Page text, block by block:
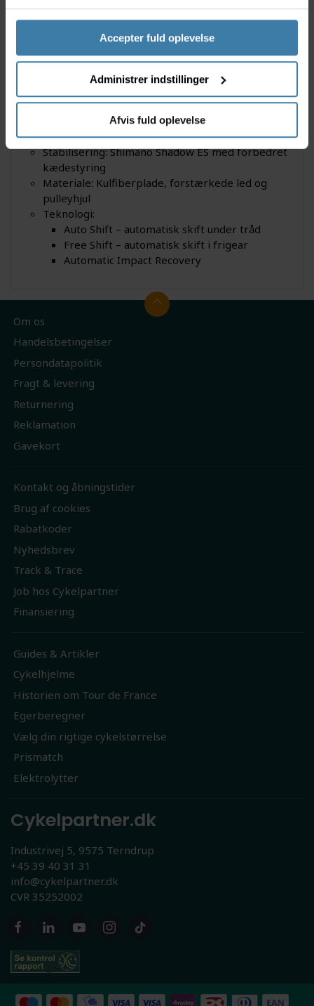
Accepter fuld oplevelse
Administrer indstillinger
Afvis fuld oplevelse
Anvendelse: E-MTB / Trail / All-Mountain
Gearsystem: 1x11-speed – LINKGLIDE
kompatibel
Skiftemekanisme: Trådløs Di2 – integreret med
elcyklens batteri
Montering: Direct mount / standard derailleur
hanger
Stabilisering: Shimano Shadow ES med forbedret
kædestyring
Materiale: Kulfiberplade, forstærkede led og
pulleyhjul
Teknologi:
Auto Shift – automatisk skift under tråd
Free Shift – automatisk skift i frigear
Automatic Impact Recovery
Om os
Handelsbetingelser
Persondatapolitik
Fragt & levering
Returnering
Reklamation
Gavekort
Kontakt og åbningstider
Brug af cookies
Rabatkoder
Nyhedsbrev
Track & Trace
Job hos Cykelpartner
Finansiering
Guides & Artikler
Cykelhjelme
Historien om Tour de France
Egerberegner
Vælg din rigtige cykelstørrelse
Prismatch
Elektrolytter
Cykelpartner.dk
Industrivej 5, 9575 Terndrup
+45 39 40 31 31
info@cykelpartner.dk
CVR 35252002